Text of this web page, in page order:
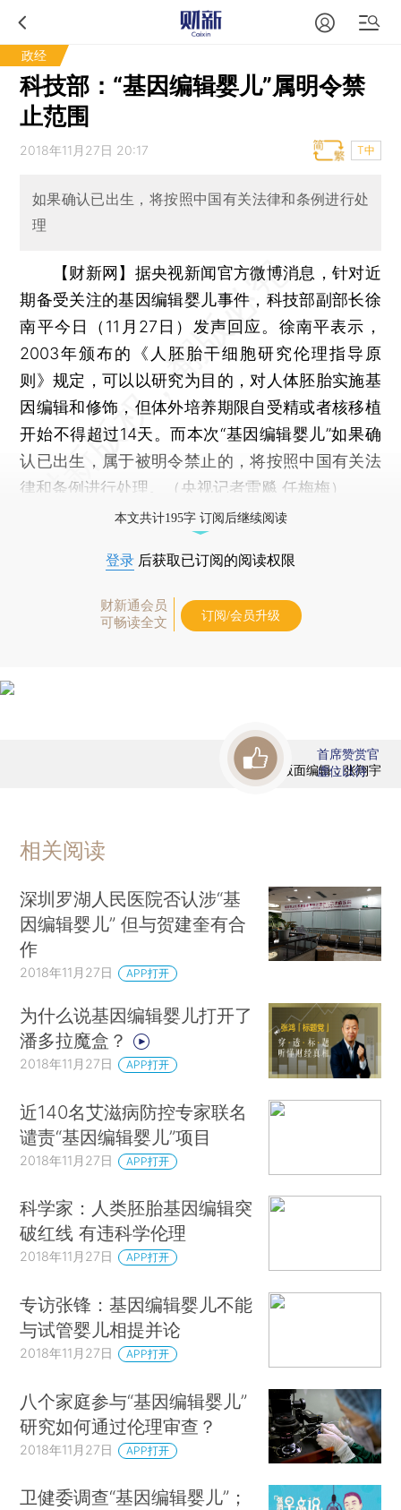
政经
科技部：“基因编辑婴儿”属明令禁
止范围
2018年11月27日 20:17 T中
如果确认已出生，将按照中国有关法律和条例进行处
理
【财新网】 据央视新闻官方微博消息，针对近
期备受关注的基因编辑婴儿事件，科技部副部长徐
南平今日（11月27日）发声回应。徐南平表示，
2003年颁布的《人胚胎干细胞研究伦理指导原
则》规定，可以以研究为目的，对人体胚胎实施基
因编辑和修饰，但体外培养期限自受精或者核移植
开始不得超过14天。而本次“基因编辑婴儿”如果确
认已出生，属于被明令禁止的，将按照中国有关法
律和条例进行处理。（央视记者雷飚 任梅梅）
本文共计195字 订阅后继续阅读
登录 后获取已订阅的阅读权限
财新通会员
可畅读全文
订阅/会员升级
版面编辑：张翔宇
首席赞赏官
虚位以待
相关阅读
深圳罗湖人民医院否认涉“基
因编辑婴儿” 但与贺建奎有合
作
2018年11月27日 APP打开
为什么说基因编辑婴儿打开了
潘多拉魔盒？
2018年11月27日 APP打开
近140名艾滋病防控专家联名
谴责“基因编辑婴儿”项目
2018年11月27日 APP打开
科学家：人类胚胎基因编辑突
破红线 有违科学伦理
2018年11月27日 APP打开
专访张锋：基因编辑婴儿不能
与试管婴儿相提并论
2018年11月27日 APP打开
八个家庭参与“基因编辑婴儿”
研究如何通过伦理审查？
2018年11月27日 APP打开
卫健委调查“基因编辑婴儿”；